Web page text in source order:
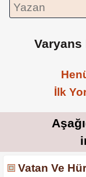
İlk
Vatan Ve